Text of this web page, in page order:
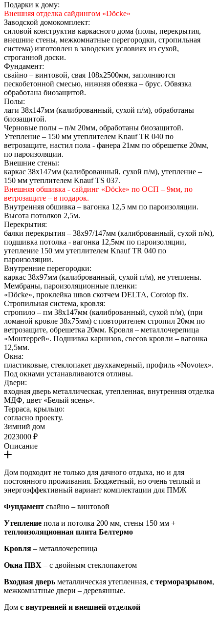
Подарки к дому:
Внешняя отделка сайдингом «Döcke»
Заводской домокомплект:
силовой конструктив каркасного дома (полы, перекрытия,
внешние стены, межкомнатные перегородки, стропильная
система) изготовлен в заводских условиях из сухой,
строганной доски.
Фундамент:
свайно – винтовой, свая 108х2500мм, заполняются
пескобетонной смесью, нижняя обвязка – брус. Обвязка
обработана биозащитой.
Полы:
лаги 38х147мм (калиброванный, сухой п/м), обработаны
биозащитой.
Черновые полы – п/м 20мм, обработаны биозащитой.
Утепление – 150 мм утеплителем Knauf TR 040 по
ветрозащите, настил пола - фанера 21мм по обрешетке 20мм,
по пароизоляции.
Внешние стены:
каркас 38х147мм (калиброванный, сухой п/м), утепление –
150 мм утеплителем Knauf TS 037.
Внешняя обшивка - сайдинг «Döcke» по ОСП – 9мм, по
ветрозащите – в подарок.
Внутренняя обшивка – вагонка 12,5 мм по пароизоляции.
Высота потолков 2,5м.
Перекрытия:
балки перекрытия – 38х97/147мм (калиброванный, сухой п/м),
подшивка потолка - вагонка 12,5мм по пароизоляции,
утепление 150 мм утеплителем Knauf TR 040 по
пароизоляции.
Внутренние перегородки:
каркас 38х97мм (калиброванный, сухой п/м), не утеплены.
Мембраны, пароизоляционные пленки:
«Döcke», проклейка швов скотчем DELTA, Сorotop fix.
Стропильная система, кровля:
стропило – пм 38х147мм (калиброванный, сухой п/м), (при
ломаной кровле 38х75мм) с повторителем стропил 20мм по
ветрозащите, обрешетка 20мм. Кровля – металлочерепица
«Монтеррей». Подшивка карнизов, свесов кровли – вагонка
12,5мм.
Окна:
пластиковые, стеклопакет двухкамерный, профиль «Novotex».
Под окнами устанавливаются отливы.
Двери:
входная дверь металлическая, утепленная, внутренняя отделка
МДФ, цвет «Белый ясень».
Терраса, крыльцо:
согласно проекту.
Зимний дом
2023000 ₽
Описание
Дом подходит не только для дачного отдыха, но и для
постоянного проживания. Бюджетный, но очень теплый и
энергоэффективный вариант комплектации для ПМЖ
Фундамент свайно – винтовой
Утепление пола и потолка 200 мм, стены 150 мм +
теплоизоляционная плита Белтермо
Кровля – металлочерепица
Окна ПВХ – с двойным стеклопакетом
Входная дверь металлическая утепленная, с терморазрывом,
межкомнатные двери – деревянные.
Дом с внутренней и внешней отделкой